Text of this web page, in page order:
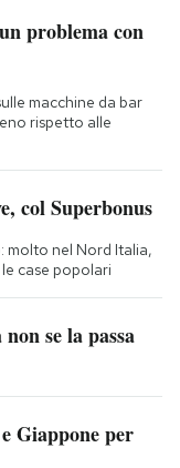
problema con
macchine da bar
rispetto alle
col Superbonus
molto nel Nord Italia,
case popolari
se la passa
Giappone per